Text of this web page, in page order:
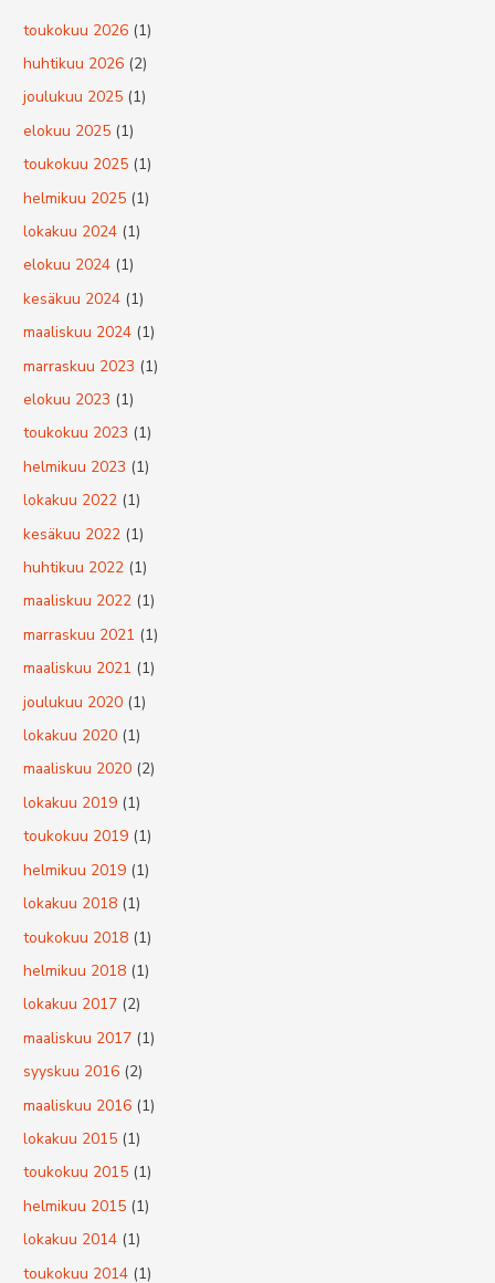
toukokuu 2026 (1)
huhtikuu 2026 (2)
joulukuu 2025 (1)
elokuu 2025 (1)
toukokuu 2025 (1)
helmikuu 2025 (1)
lokakuu 2024 (1)
elokuu 2024 (1)
kesäkuu 2024 (1)
maaliskuu 2024 (1)
marraskuu 2023 (1)
elokuu 2023 (1)
toukokuu 2023 (1)
helmikuu 2023 (1)
lokakuu 2022 (1)
kesäkuu 2022 (1)
huhtikuu 2022 (1)
maaliskuu 2022 (1)
marraskuu 2021 (1)
maaliskuu 2021 (1)
joulukuu 2020 (1)
lokakuu 2020 (1)
maaliskuu 2020 (2)
lokakuu 2019 (1)
toukokuu 2019 (1)
helmikuu 2019 (1)
lokakuu 2018 (1)
toukokuu 2018 (1)
helmikuu 2018 (1)
lokakuu 2017 (2)
maaliskuu 2017 (1)
syyskuu 2016 (2)
maaliskuu 2016 (1)
lokakuu 2015 (1)
toukokuu 2015 (1)
helmikuu 2015 (1)
lokakuu 2014 (1)
toukokuu 2014 (1)